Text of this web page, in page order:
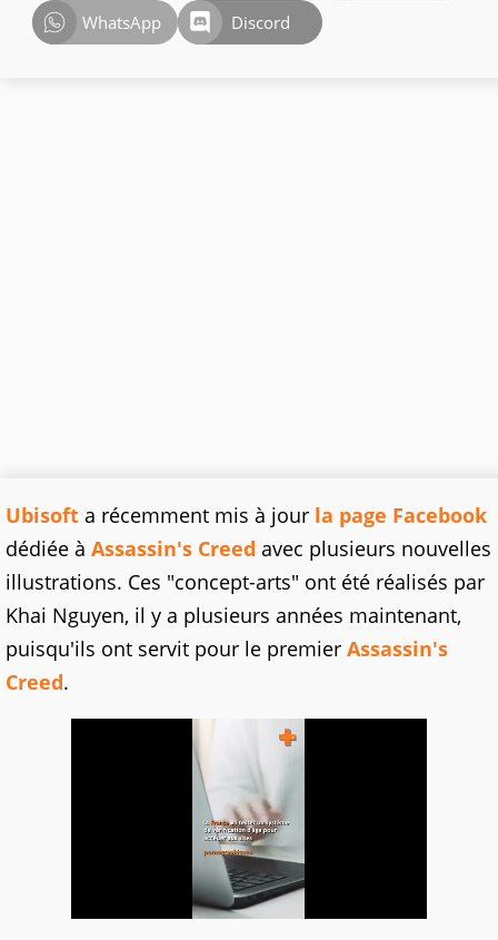
WhatsApp
Discord
Ubisoft a récemment mis à jour la page Facebook
dédiée à Assassin's Creed avec plusieurs nouvelles
illustrations. Ces "concept-arts" ont été réalisés par
Khai Nguyen, il y a plusieurs années maintenant,
puisqu'ils ont servit pour le premier Assassin's
Creed.